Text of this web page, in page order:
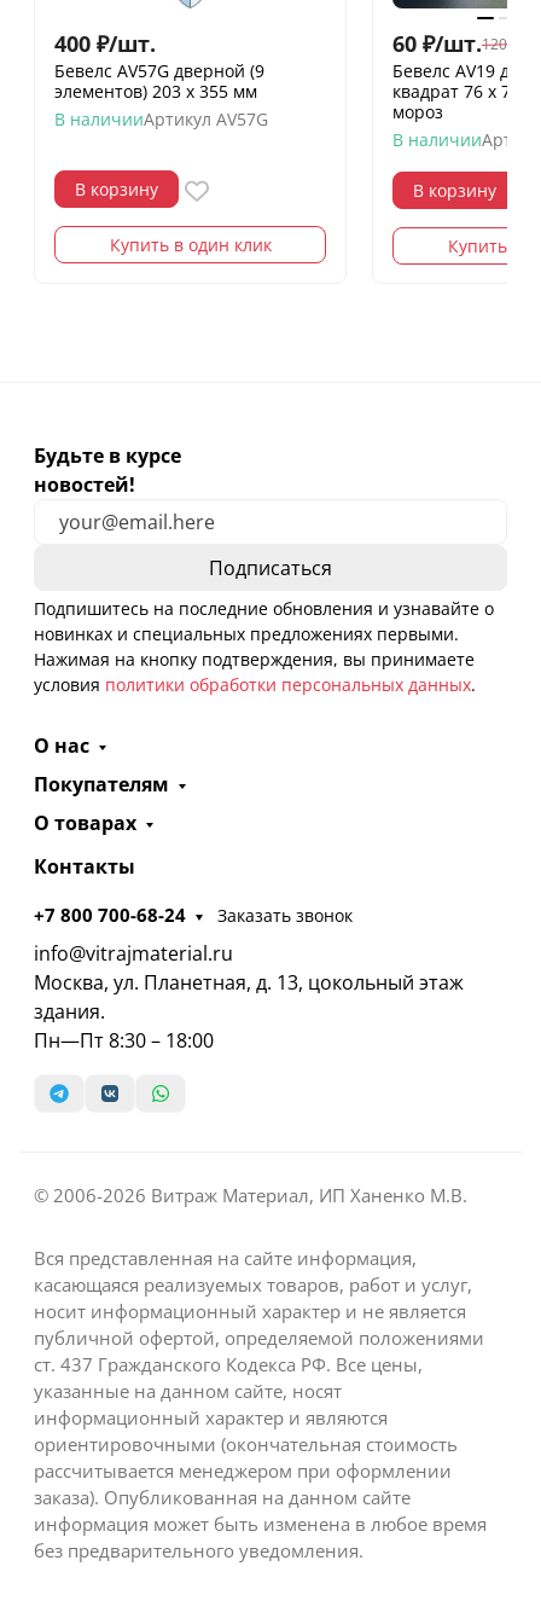
400 ₽/шт.
Бевелс AV57G дверной (9
элементов) 203 х 355 мм
В наличииАртикул AV57G
В корзину
Купить в один клик
60 ₽/шт.120
Бевелс AV19
квадрат 76 х 76
мороз
В наличии
В корзину
Купить в
Будьте в курсе
новостей!
Подпишитесь на последние обновления и узнавайте о
новинках и специальных предложениях первыми.
Нажимая на кнопку подтверждения, вы принимаете
условия политики обработки персональных данных.
О нас
Покупателям
О товарах
Контакты
+7 800 700-68-24 Заказать звонок
info@vitrajmaterial.ru
Москва, ул. Планетная, д. 13, цокольный этаж
здания.
Пн—Пт 8:30 – 18:00
© 2006-2026 Витраж Материал, ИП Ханенко М.В.
Вся представленная на сайте информация,
касающаяся реализуемых товаров, работ и услуг,
носит информационный характер и не является
публичной офертой, определяемой положениями
ст. 437 Гражданского Кодекса РФ. Все цены,
указанные на данном сайте, носят
информационный характер и являются
ориентировочными (окончательная стоимость
рассчитывается менеджером при оформлении
заказа). Опубликованная на данном сайте
информация может быть изменена в любое время
без предварительного уведомления.